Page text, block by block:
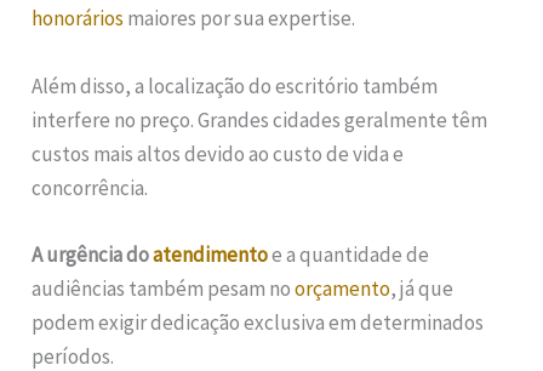
honorários maiores por sua expertise.
Além disso, a localização do escritório também
interfere no preço. Grandes cidades geralmente têm
custos mais altos devido ao custo de vida e
concorrência.
A urgência doatendimentoe a quantidade de
audiências também pesam noorçamento, já que
podem exigir dedicação exclusiva em determinados
períodos.